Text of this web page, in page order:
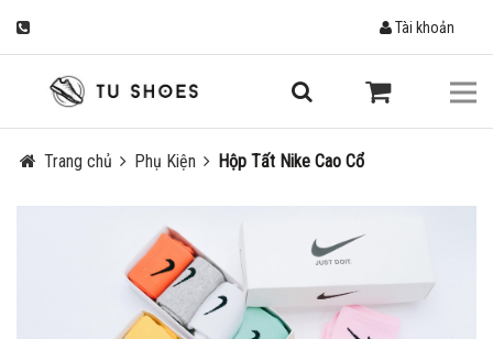
Tài khoản
Trang chủ Phụ Kiện Hộp Tất Nike Cao Cổ